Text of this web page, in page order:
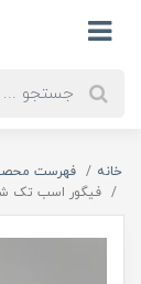
خانه
فهرست
فیگور اسب تک شاخ